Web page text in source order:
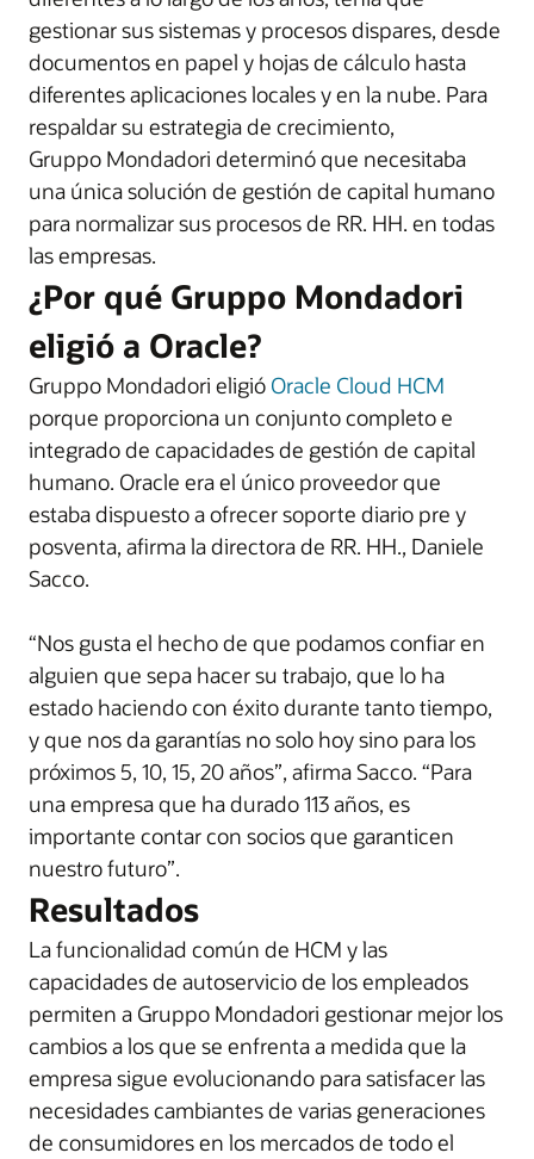
gestionar sus sistemas y procesos dispares, desde
documentos en papel y hojas de cálculo hasta
diferentes aplicaciones locales y en la nube. Para
respaldar su estrategia de crecimiento,
Gruppo Mondadori determinó que necesitaba
una única solución de gestión de capital humano
para normalizar sus procesos de RR. HH. en todas
las empresas.
¿Por qué Gruppo Mondadori
eligió a Oracle?
Gruppo Mondadori eligió Oracle Cloud HCM
porque proporciona un conjunto completo e
integrado de capacidades de gestión de capital
humano. Oracle era el único proveedor que
estaba dispuesto a ofrecer soporte diario pre y
posventa, afirma la directora de RR. HH., Daniele
Sacco.
“Nos gusta el hecho de que podamos confiar en
alguien que sepa hacer su trabajo, que lo ha
estado haciendo con éxito durante tanto tiempo,
y que nos da garantías no solo hoy sino para los
próximos 5, 10, 15, 20 años”, afirma Sacco. “Para
una empresa que ha durado 113 años, es
importante contar con socios que garanticen
nuestro futuro”.
Resultados
La funcionalidad común de HCM y las
capacidades de autoservicio de los empleados
permiten a Gruppo Mondadori gestionar mejor los
cambios a los que se enfrenta a medida que la
empresa sigue evolucionando para satisfacer las
necesidades cambiantes de varias generaciones
de consumidores en los mercados de todo el